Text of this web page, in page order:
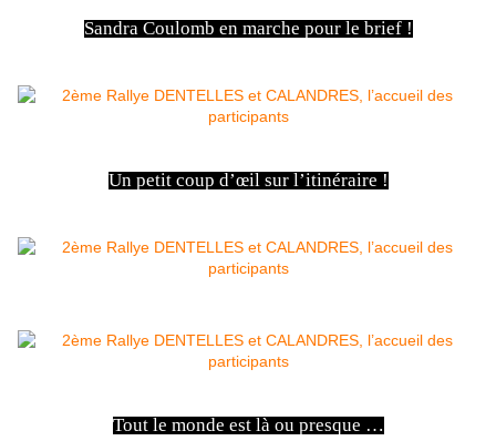
Sandra Coulomb en marche pour le brief !
Un petit coup d’œil sur l’itinéraire !
Tout le monde est là ou presque …